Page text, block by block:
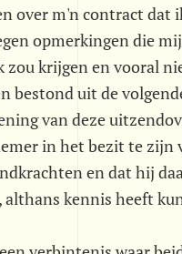
over m'n contract dat
opmerkingen die
zou krijgen en vooral
bestond uit de
van deze
in het bezit te zijn
en dat hij
althans kennis heeft